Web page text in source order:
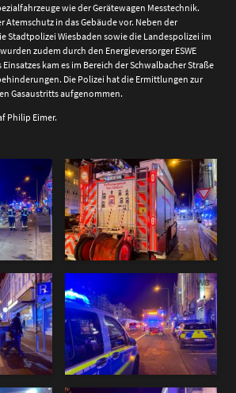
wie der Gerätewagen Messtechnik.
Atemschutz in das Gebäude vor. Neben der
Stadtpolizei Wiesbaden sowie die Landespolizei im
zudem durch den Energieversorger ESWE
kam es im Bereich der Schwalbacher Straße
Die Polizei hat die Ermittlungen zur
Gasaustritts aufgenommen.
Philip Eimer.